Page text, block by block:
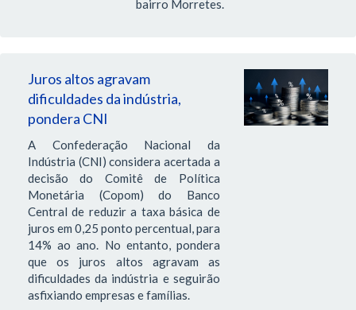
bairro Morretes.
Juros altos agravam
dificuldades da indústria,
pondera CNI
A Confederação Nacional da
Indústria (CNI) considera acertada a
decisão do Comitê de Política
Monetária (Copom) do Banco
Central de reduzir a taxa básica de
juros em 0,25 ponto percentual, para
14% ao ano. No entanto, pondera
que os juros altos agravam as
dificuldades da indústria e seguirão
asfixiando empresas e famílias.